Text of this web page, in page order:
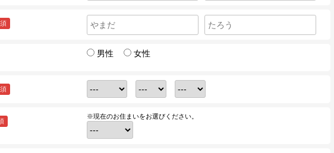
男性 女性
※現在のお住まいをお選びください。